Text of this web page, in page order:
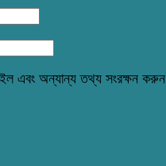
এবং অন্যান্য তথ্য সংরক্ষন করুন